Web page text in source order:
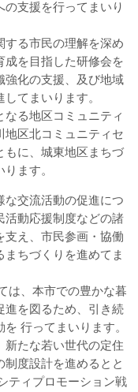
支援を行ってまいり
る市民の理解を深め
成を目指した研修会を
強化の支援、及び地域
てまいります。
る地区コミュニティ
地区北コミュニティセ
もに、城東地区まちづ
ます。
交流活動の促進につ
活動応援制度などの諸
支え、市民参画・協働
ちづくりを進めてま
は、本市での豊かな暮
進を図るため、引き続
行ってまいります。
新たな若い世代の定住
度設計を進めるとと
ティプロモーション戦